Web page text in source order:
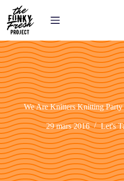
We Are Knitters Knitting
29 mars 2016 Let's